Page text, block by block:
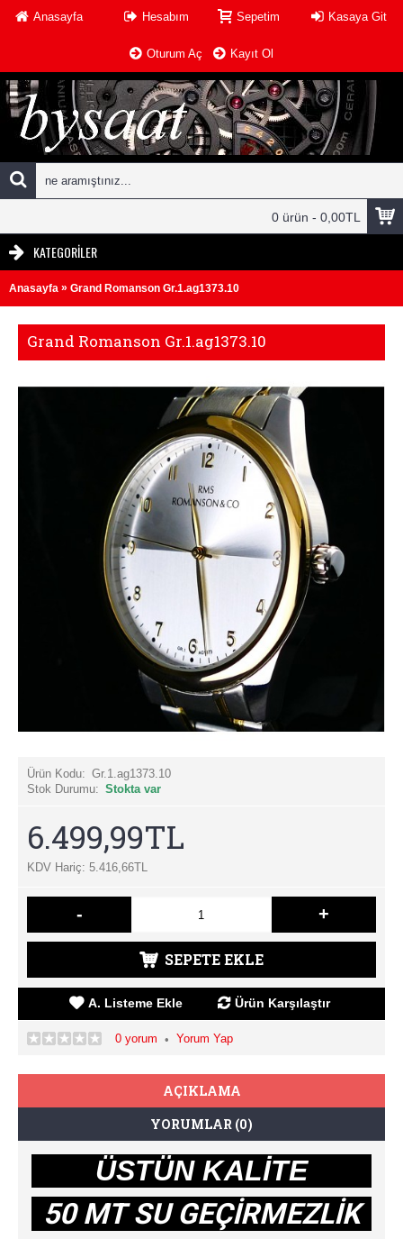
Anasayfa Hesabım Sepetim Kasaya Git
Oturum Aç Kayıt Ol
0 ürün - 0,00TL
KATEGORILER
Anasayfa » Grand Romanson Gr.1.ag1373.10
Grand Romanson Gr.1.ag1373.10
Ürün Kodu: Gr.1.ag1373.10
Stok Durumu: Stokta var
6.499,99TL
KDV Hariç: 5.416,66TL
- +
SEPETE EKLE
A. Listeme Ekle Ürün Karşılaştır
0 yorum • Yorum Yap
AÇIKLAMA
YORUMLAR (0)
ÜSTÜN KALİTE
50 MT SU GEÇİRMEZLİK